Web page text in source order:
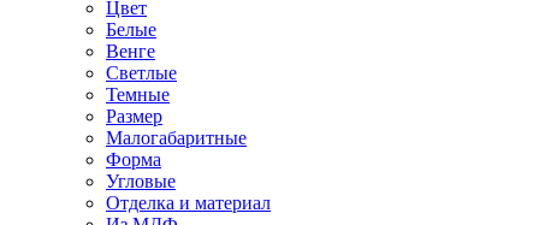
Цвет
Белые
Венге
Светлые
Темные
Размер
Малогабаритные
Форма
Угловые
Отделка и материал